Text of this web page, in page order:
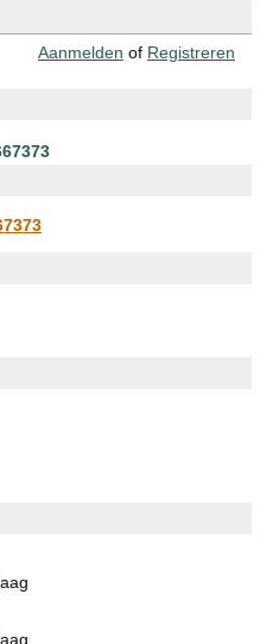
Aanmelden of Registreren